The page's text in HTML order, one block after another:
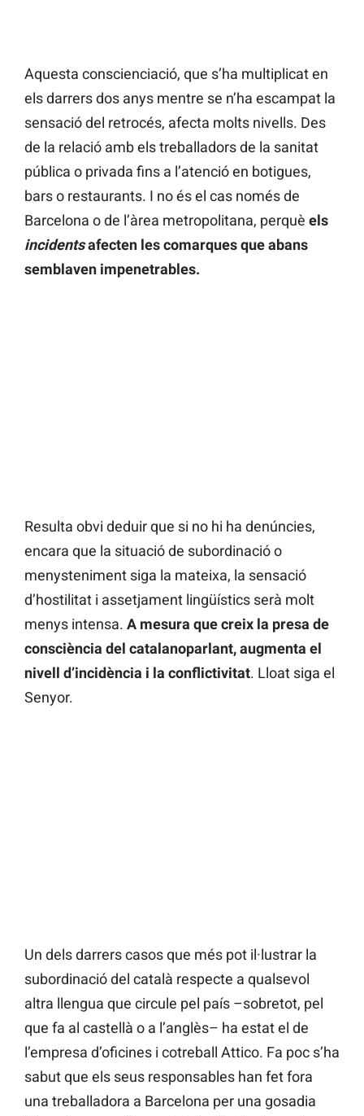
Aquesta conscienciació, que s’ha multiplicat en
els darrers dos anys mentre se n’ha escampat la
sensació del retrocés, afecta molts nivells. Des
de la relació amb els treballadors de la sanitat
pública o privada fins a l’atenció en botigues,
bars o restaurants. I no és el cas només de
Barcelona o de l’àrea metropolitana, perquè els
incidentsafecten les comarques que abans
semblaven impenetrables.
Resulta obvi deduir que si no hi ha denúncies,
encara que la situació de subordinació o
menysteniment siga la mateixa, la sensació
d’hostilitat i assetjament lingüístics serà molt
menys intensa. A mesura que creix la presa de
consciència del catalanoparlant, augmenta el
nivell d’incidència i la conflictivitat. Lloat siga el
Senyor.
Un dels darrers casos que més pot il·lustrar la
subordinació del català respecte a qualsevol
altra llengua que circule pel país –sobretot, pel
que fa al castellà o a l’anglès– ha estat el de
l’empresa d’oficines i cotreball Attico. Fa poc s’ha
sabut que els seus responsables han fet fora
una treballadora a Barcelona per una gosadia